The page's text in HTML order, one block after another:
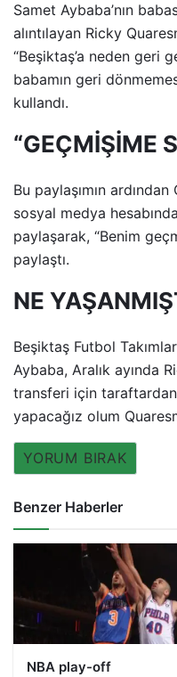
Samet Aybaba’nın
alıntılayan Ricky
“Beşiktaş’a neden geri
babamın geri
kullandı.
“GEÇMİŞİME
Bu paylaşımın
sosyal medya
paylaşarak, “Benim
paylaştı.
NE
Beşiktaş Futbol
Aybaba, Aralık ayında
transferi için
yapacağız olum
YORUM BIRAK
Benzer Haberler
NBA play-off